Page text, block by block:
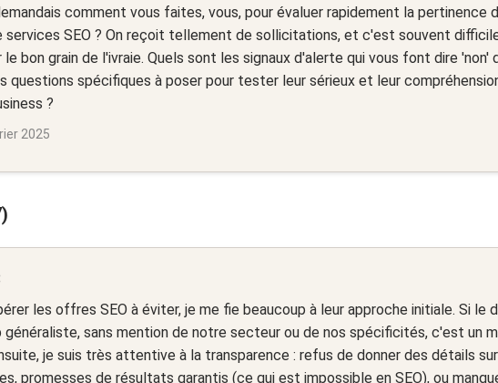
comment vous faites, vous, pour évaluer rapidement la pertinence
SEO ? On reçoit tellement de sollicitations, et c'est souvent
le bon grain de l'ivraie. Quels sont les signaux d'alerte qui vous font dire 'non'
questions spécifiques à poser pour tester leur sérieux et leur
?
2025
les offres SEO à éviter, je me fie beaucoup à leur approche initiale. Si le
sans mention de notre secteur ou de nos spécificités, c'est un
je suis très attentive à la transparence : refus de donner des détails
promesses de résultats garantis (ce qui est impossible en SEO), ou